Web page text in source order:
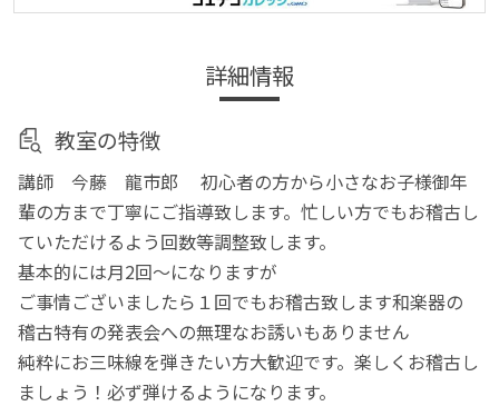
詳細情報
教室の特徴
講師 今藤 龍市郎 初心者の方から小さなお子様御年
輩の方まで丁寧にご指導致します。忙しい方でもお稽古し
ていただけるよう回数等調整致します。
基本的には月2回〜になりますが
ご事情ございましたら１回でもお稽古致します和楽器の
稽古特有の発表会への無理なお誘いもありません
純粋にお三味線を弾きたい方大歓迎です。楽しくお稽古し
ましょう！必ず弾けるようになります。